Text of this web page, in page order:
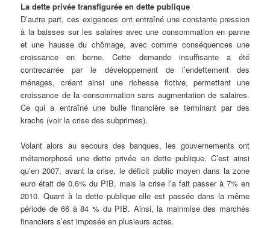
La dette privée transfigurée en dette publique
D’autre part, ces exigences ont entraîné une constante pression
à la baisses sur les salaires avec une consommation en panne
et une hausse du chômage, avec comme conséquences une
croissance en berne. Cette demande insuffisante a été
contrecarrée par le développement de l’endettement des
ménages, créant ainsi une richesse fictive, permettant une
croissance de la consommation sans augmentation de salaires.
Ce qui a entraîné une bulle financière se terminant par des
krachs (voir la crise des subprimes).
Volant alors au secours des banques, les gouvernements ont
métamorphosé une dette privée en dette publique. C’est ainsi
qu’en 2007, avant la crise, le déficit public moyen dans la zone
euro était de 0,6% du PIB, mais la crise l’a fait passer à 7% en
2010. Quant à la dette publique elle est passée dans la même
période de 66 à 84 % du PIB. Ainsi, la mainmise des marchés
financiers s’est imposée en plusieurs actes.